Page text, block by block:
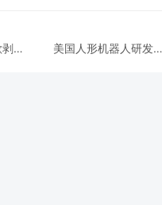
离
美国人形机器人研发商